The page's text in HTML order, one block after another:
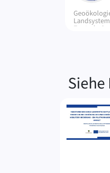
Zentralasien